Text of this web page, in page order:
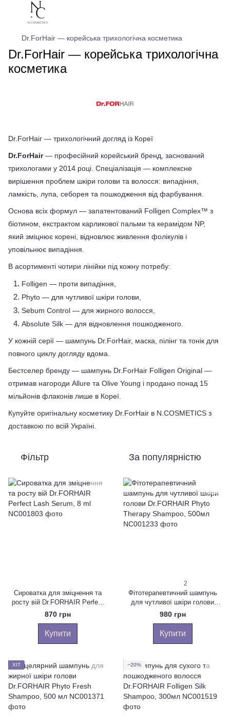
Dr.ForHair — корейська трихологічна косметика
Dr.ForHair — корейська трихологічна
косметика
Dr.ForHair — трихологічний догляд із Кореї
Dr.ForHair — професійний корейський бренд, заснований
трихологами у 2014 році. Спеціалізація — комплексне
вирішення проблем шкіри голови та волосся: випадіння,
ламкість, лупа, себорея та пошкодження від фарбування.
Основа всіх формул — запатентований Folligen Complex™ з
біотином, екстрактом карликової пальми та керамідом NP,
який зміцнює корені, відновлює живлення фолікулів і
уповільнює випадіння.
В асортименті чотири лінійки під кожну потребу:
Folligen — проти випадіння,
Phyto — для чутливої шкіри голови,
Sebum Control — для жирного волосся,
Absolute Silk — для відновлення пошкодженого.
У кожній серії — шампунь Dr.ForHair, маска, пілінг та тонік для
повного циклу догляду вдома.
Бестселер бренду — шампунь Dr.ForHair Folligen Original —
отримав нагороди Allure та Olive Young і продано понад 15
мільйонів флаконів лише в Кореї.
Купуйте оригінальну косметику Dr.ForHair в N.COSMETICS з
доставкою по всій Україні.
Фільтр За популярністю
Сироватка для зміцнення та
росту вій Dr.FORHAIR Perfect
Lash Serum, 8 ml
870 грн
Купити
2
Фітотерапевтичний шампунь
для чутливої шкіри голови
Dr.FORHAIR Phyto Therapy
Shampoo, 500мл
980 грн
Купити
ХІТ −20%